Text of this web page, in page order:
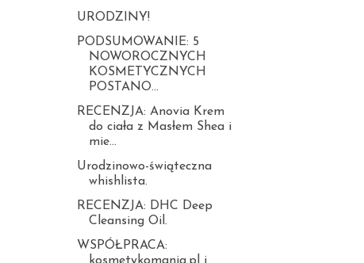
URODZINY!
PODSUMOWANIE: 5
NOWOROCZNYCH
KOSMETYCZNYCH
POSTANO...
RECENZJA: Anovia Krem
do ciała z Masłem Shea i
mie...
Urodzinowo-świąteczna
whishlista.
RECENZJA: DHC Deep
Cleansing Oil.
WSPÓŁPRACA: